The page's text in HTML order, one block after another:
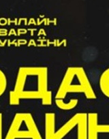
Українського